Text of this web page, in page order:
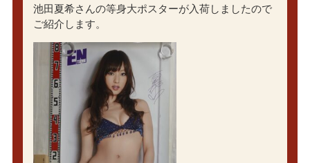
池田夏希さんの等身大ポスターが入荷しましたので
ご紹介します。